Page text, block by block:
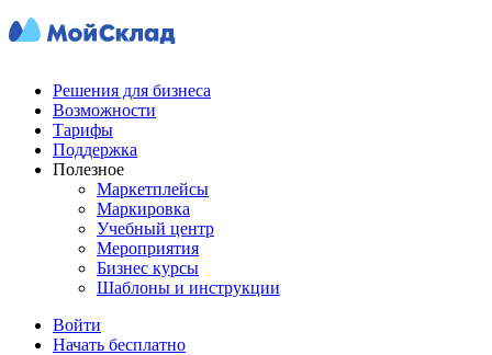
Решения для бизнеса
Возможности
Тарифы
Поддержка
Полезное
Маркетплейсы
Маркировка
Учебный центр
Мероприятия
Бизнес курсы
Шаблоны и инструкции
Войти
Начать бесплатно